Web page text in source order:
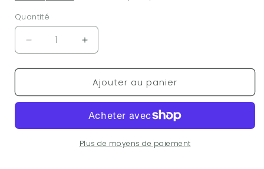
Quantité
Réduire
la
quantité
Livre
grand
Augmenter
la
quantité
de
Livre
Le
grand
voyage
Ajouter au panier
Plus de moyens de paiement